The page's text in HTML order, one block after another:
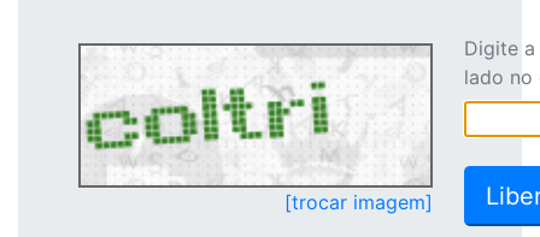
[trocar imagem]
Digite
lado no